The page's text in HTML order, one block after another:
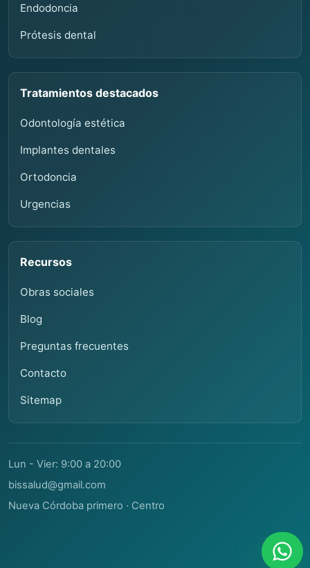
Endodoncia
Prótesis dental
Tratamientos destacados
Odontología estética
Implantes dentales
Ortodoncia
Urgencias
Recursos
Obras sociales
Blog
Preguntas frecuentes
Contacto
Sitemap
Lun - Vier: 9:00 a 20:00
bissalud@gmail.com
Nueva Córdoba primero · Centro